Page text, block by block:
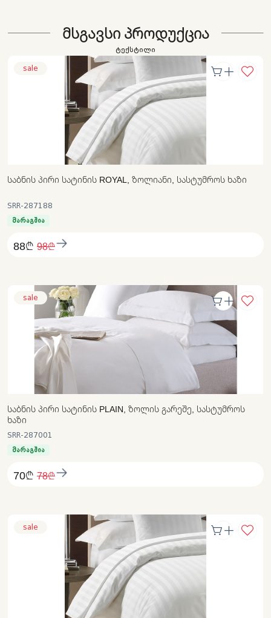
ᲛᲡᲒᲐᲕᲡᲘ ᲞᲠᲝᲓᲣᲥᲪᲘᲐ
ტექსტილი
sale
ᲡᲐᲑᲜᲘᲡ ᲞᲘᲠᲘ ᲡᲐᲢᲘᲜᲘᲡ ROYAL, ᲖᲝᲚᲘᲐᲜᲘ, ᲡᲐᲡᲢᲣᲛᲠᲝᲡ ᲮᲐᲖᲘ
SRR-287188
მარაგშია
88₾ 98₾
sale
ᲡᲐᲑᲜᲘᲡ ᲞᲘᲠᲘ ᲡᲐᲢᲘᲜᲘᲡ PLAIN, ᲖᲝᲚᲘᲡ ᲒᲐᲠᲔᲨᲔ, ᲡᲐᲡᲢᲣᲛᲠᲝᲡ
ᲮᲐᲖᲘ
SRR-287001
მარაგშია
70₾ 78₾
sale